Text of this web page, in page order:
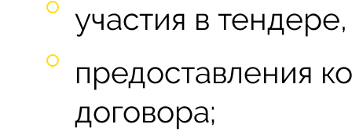
участия в
предоставления
договора;